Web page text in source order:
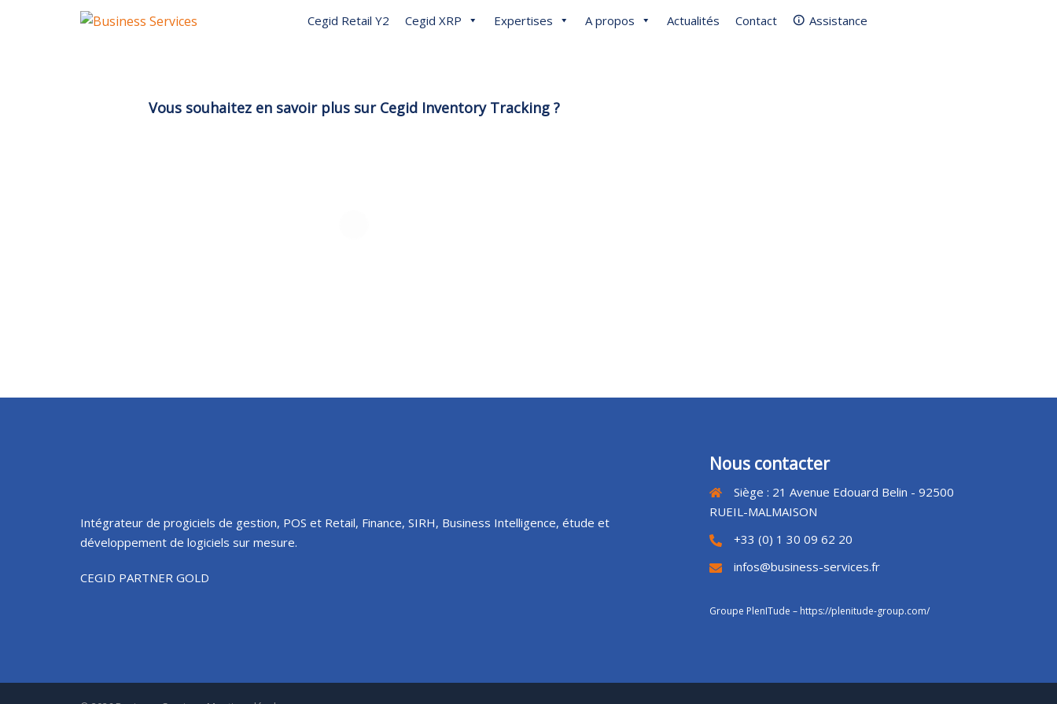
Cegid Retail Y2 Cegid XRP Expertises A propos Actualités Contact Assistance
Vous souhaitez en savoir plus sur Cegid Inventory Tracking ?
Intégrateur de progiciels de gestion, POS et Retail, Finance, SIRH, Business Intelligence, étude et
développement de logiciels sur mesure.
CEGID PARTNER GOLD
Nous contacter
Siège : 21 Avenue Edouard Belin - 92500
RUEIL-MALMAISON
+33 (0) 1 30 09 62 20
infos@business-services.fr
Groupe PlenITude – https://plenitude-group.com/